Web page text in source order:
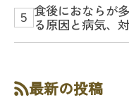
食後におならが
る原因と病気、
最新の投稿